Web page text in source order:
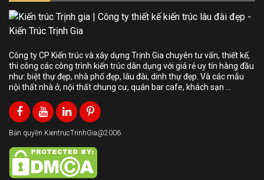
Công ty CP Kiến trúc và xây dựng Trịnh Gia chuyên tư vấn, thiết kế,
thi công các công trình kiến trúc dân dụng với giá rẻ uy tín hàng đầu
như: biệt thự đẹp, nhà phố đẹp, lâu đài, dinh thự đẹp. Và các mẫu
nội thất nhà ở, nội thất chung cư, quán bar cafe, khách sạn …
Bản quyền KientrucTrinhGia@2006.